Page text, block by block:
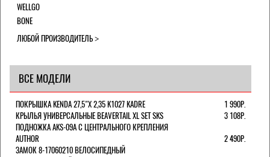
WELLGO
BONE
ЛЮБОЙ ПРОИЗВОДИТЕЛЬ
ВСЕ МОДЕЛИ
ПОКРЫШКА KENDA 27,5"Х 2,35 K1027 KADRE
1 990Р.
КРЫЛЬЯ УНИВЕРСАЛЬНЫЕ BEAVERTAIL XL SET SKS
3 108Р.
ПОДНОЖКА AKS-09A C ЦЕНТРАЛЬНОГО КРЕПЛЕНИЯ
AUTHOR
2 490Р.
ЗАМОК 8-17060210 ВЕЛОСИПЕДНЫЙ